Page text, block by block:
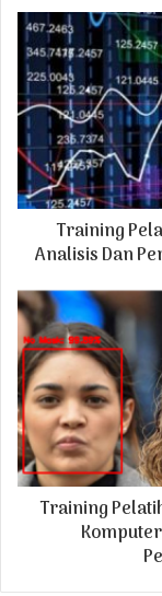
m
a
l
d
s
s
Training
Analisis Dan
Training